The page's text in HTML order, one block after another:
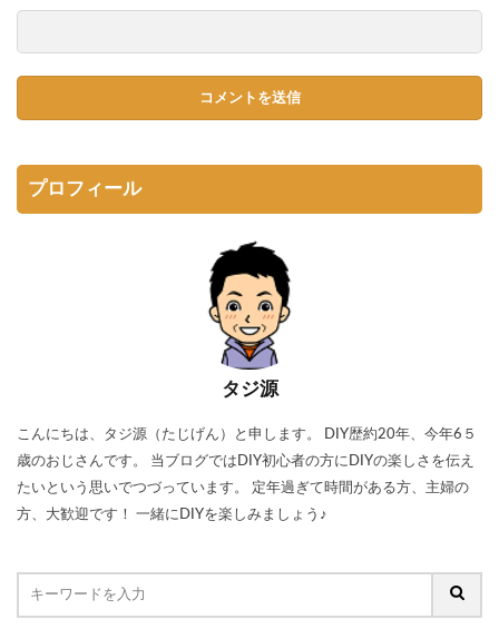
プロフィール
タジ源
こんにちは、タジ源（たじげん）と申します。 DIY歴約20年、今年6５
歳のおじさんです。 当ブログではDIY初心者の方にDIYの楽しさを伝え
たいという思いでつづっています。 定年過ぎて時間がある方、主婦の
方、大歓迎です！ 一緒にDIYを楽しみましょう♪